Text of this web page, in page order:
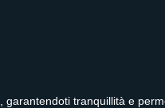
tranquillità e